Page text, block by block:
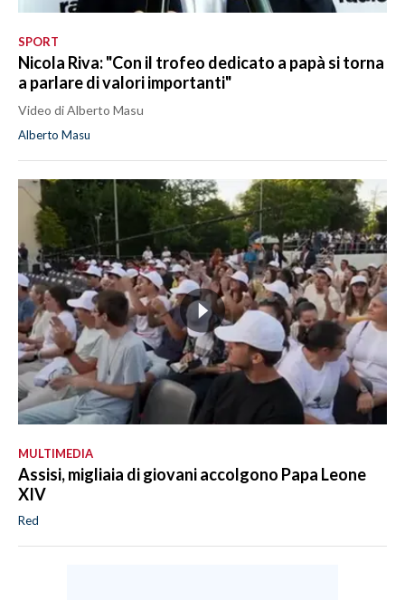
SPORT
Nicola Riva: "Con il trofeo dedicato a papà si torna
a parlare di valori importanti"
Video di Alberto Masu
Alberto Masu
MULTIMEDIA
Assisi, migliaia di giovani accolgono Papa Leone
XIV
Red